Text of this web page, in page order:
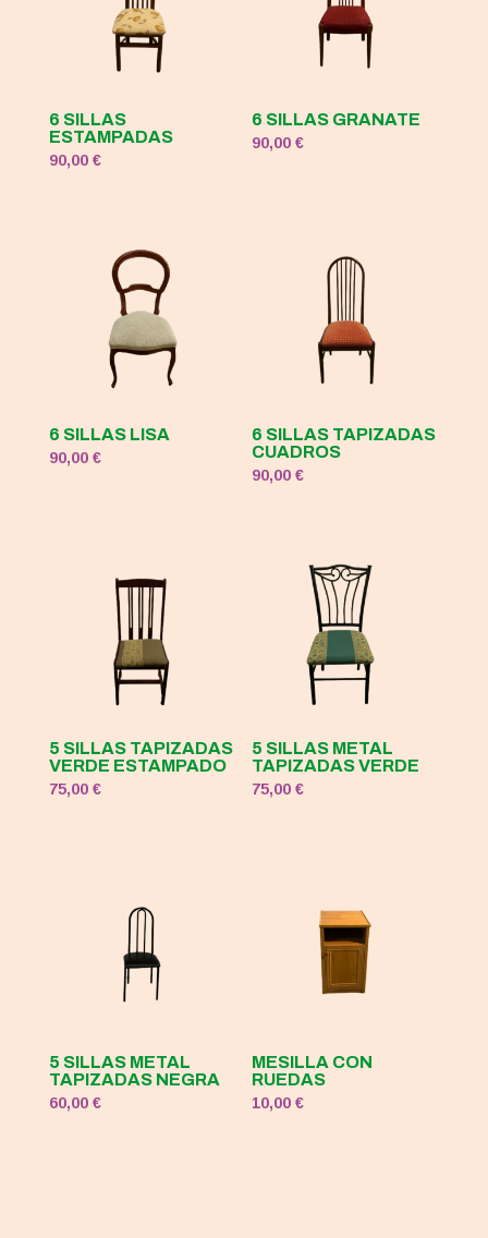
6 SILLAS
ESTAMPADAS
90,00 €
6 SILLAS GRANATE
90,00€
6 SILLAS LISA
90,00 €
6 SILLAS TAPIZADAS
CUADROS
90,00€
5 SILLAS TAPIZADAS
VERDE ESTAMPADO
75,00 €
5 SILLAS METAL
TAPIZADAS VERDE
75,00€
5 SILLAS METAL
TAPIZADAS NEGRA
60,00 €
MESILLA CON
RUEDAS
10,00€